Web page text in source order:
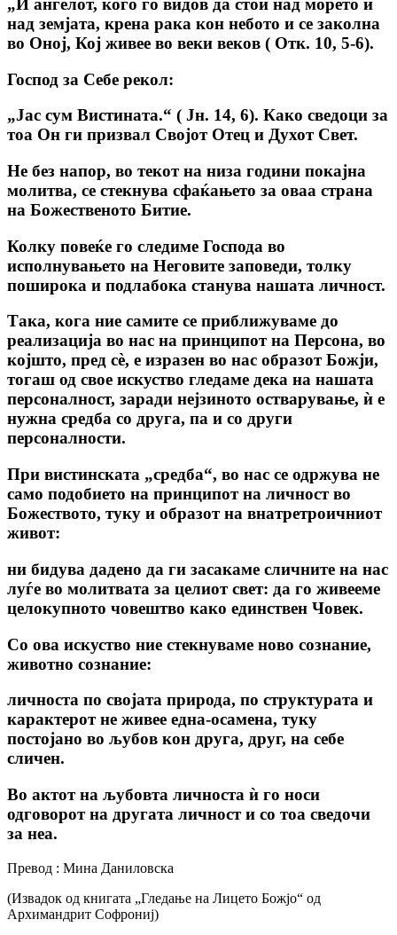
„И ангелот, кого го видов да стои над морето и
над земјата, крена рака кон небото и се заколна
во Оној, Кој живее во веки веков ( Отк. 10, 5-6).
Господ за Себе рекол:
„Јас сум Вистината.“ ( Јн. 14, 6). Како сведоци за
тоа Он ги призвал Својот Отец и Духот Свет.
Не без напор, во текот на низа години покајна
молитва, се стекнува сфаќањето за оваа страна
на Божественото Битие.
Колку повеќе го следиме Господа во
исполнувањето на Неговите заповеди, толку
поширока и подлабока станува нашата личност.
Така, кога ние самите се приближуваме до
реализација во нас на принципот на Персона, во
којшто, пред сè, е изразен во нас образот Божји,
тогаш од свое искуство гледаме дека на нашата
персоналност, заради нејзиното остварување, ѝ е
нужна средба со друга, па и со други
персоналности.
При вистинската „средба“, во нас се одржува не
само подобието на принципот на личност во
Божеството, туку и образот на внатретроичниот
живот:
ни бидува дадено да ги засакаме сличните на нас
луѓе во молитвата за целиот свет: да го живееме
целокупното човештво како единствен Човек.
Со ова искуство ние стекнуваме ново сознание,
животно сознание:
личноста по својата природа, по структурата и
карактерот не живее една-осамена, туку
постојано во љубов кон друга, друг, на себе
сличен.
Во актот на љубовта личноста ѝ го носи
одговорот на другата личност и со тоа сведочи
за неа.
Превод : Мина Даниловска
(Извадок од книгата „Гледање на Лицето Божјо“ од
Архимандрит Софрониј)